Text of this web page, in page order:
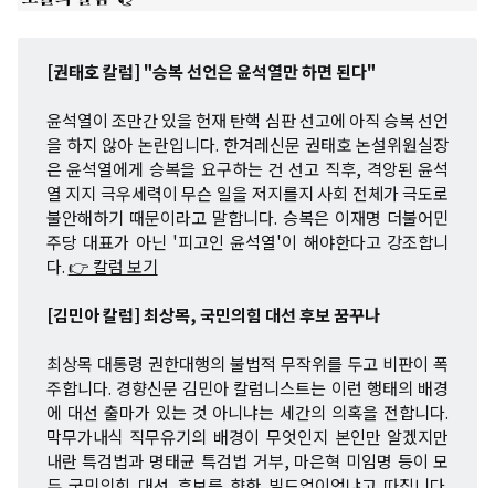
[권태호 칼럼] "승복 선언은 윤석열만 하면 된다"
윤석열이 조만간 있을 헌재 탄핵 심판 선고에 아직 승복 선언
을 하지 않아 논란입니다. 한겨레신문 권태호 논설위원실장
은 윤석열에게 승복을 요구하는 건 선고 직후, 격앙된 윤석
열 지지 극우세력이 무슨 일을 저지를지 사회 전체가 극도로
불안해하기 때문이라고 말합니다. 승복은 이재명 더불어민
주당 대표가 아닌 '피고인 윤석열'이 해야한다고 강조합니
다.👉 칼럼 보기
[김민아 칼럼] 최상목, 국민의힘 대선 후보 꿈꾸나
최상목 대통령 권한대행의 불법적 무작위를 두고 비판이 폭
주합니다. 경향신문 김민아 칼럼니스트는 이런 행태의 배경
에 대선 출마가 있는 것 아니냐는 세간의 의혹을 전합니다.
막무가내식 직무유기의 배경이 무엇인지 본인만 알겠지만
내란 특검법과 명태균 특검법 거부, 마은혁 미임명 등이 모